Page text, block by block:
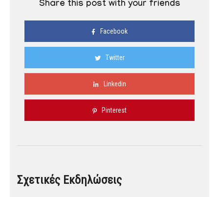
Share this post with your friends
Facebook
Twitter
Linkedin
Pinterest
Σχετικές Εκδηλώσεις